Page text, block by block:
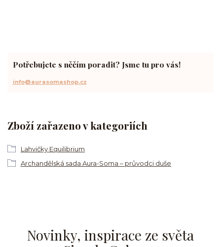
Zboží zařazeno v kategoriích
Lahvičky Equilibrium
Archandělská sada Aura-Soma – průvodci duše
Potřebujete s něčím poradit? Jsme tu pro vás!
info@aurasomashop.cz
Novinky, inspirace ze světa